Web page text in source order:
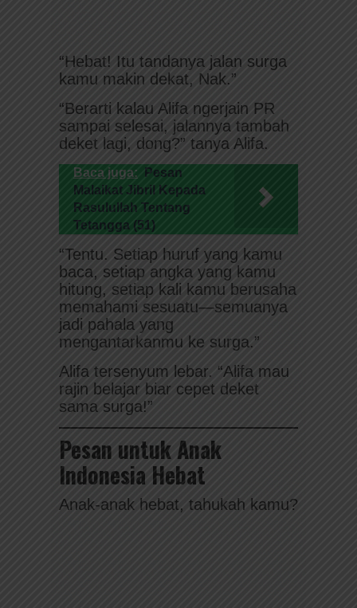
“Hebat! Itu tandanya jalan surga
kamu makin dekat, Nak.”
“Berarti kalau Alifa ngerjain PR
sampai selesai, jalannya tambah
deket lagi, dong?” tanya Alifa.
Baca juga:
Pesan
Malaikat Jibril Kepada
Rasulullah Tentang
Tetangga (51)
“Tentu. Setiap huruf yang kamu
baca, setiap angka yang kamu
hitung, setiap kali kamu berusaha
memahami sesuatu—semuanya
jadi pahala yang
mengantarkanmu ke surga.”
Alifa tersenyum lebar. “Alifa mau
rajin belajar biar cepet deket
sama surga!”
Pesan untuk Anak
Indonesia Hebat
Anak-anak hebat, tahukah kamu?